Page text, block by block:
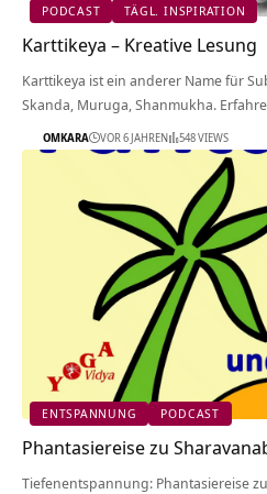
PODCAST TÄGL. INSPIRATION
Karttikeya – Kreative Lesung
Karttikeya ist ein anderer Name für
Skanda, Muruga, Shanmukha.
OMKARA VOR 6 JAHREN 548 VIEWS
ENTSPANNUNG PODCAST
Phantasiereise zu
Tiefenentspannung: Phantasiereise